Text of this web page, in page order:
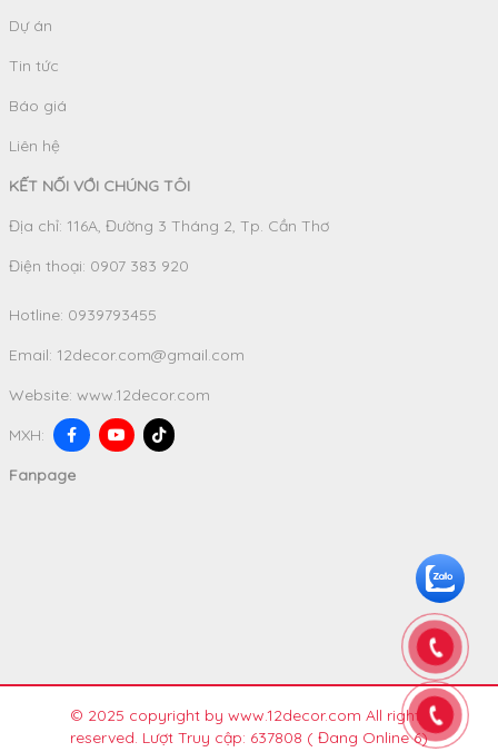
Dự án
Tin tức
Báo giá
Liên hệ
KẾT NỐI VỚI CHÚNG TÔI
Địa chỉ: 116A, Đường 3 Tháng 2, Tp. Cần Thơ
Điện thoại: 0907 383 920
Hotline: 0939793455
Email: 12decor.com@gmail.com
Website: www.12decor.com
MXH:
Fanpage
© 2025 copyright by www.12decor.com All rights
reserved. Lượt Truy cập: 637808 ( Đang Online 6)